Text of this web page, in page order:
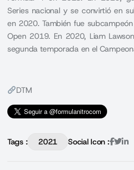
Series nacional y se convirtió en
en 2020. También fue
Open 2019. En 2020, Liam
segunda temporada en el
DTM
Tags : 2021 Social Icon :